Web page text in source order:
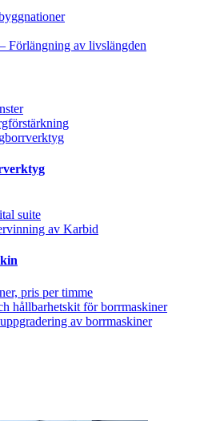
Förlängning av livslängden
suite
av Karbid
pris per timme
hållbarhetskit för borrmaskiner
av borrmaskiner